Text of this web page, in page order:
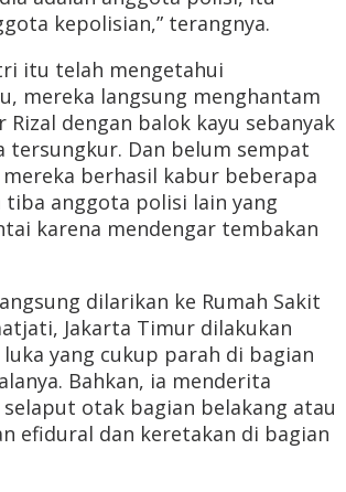
kepolisian,” terangnya.
itu telah mengetahui
mereka langsung menghantam
Rizal dengan balok kayu sebanyak
tersungkur. Dan belum sempat
berhasil kabur beberapa
tiba anggota polisi lain yang
karena mendengar tembakan
dilarikan ke Rumah Sakit
Jakarta Timur dilakukan
yang cukup parah di bagian
Bahkan, ia menderita
otak bagian belakang atau
efidural dan keretakan di bagian